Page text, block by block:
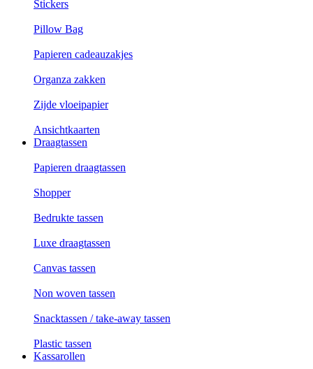
Stickers
Pillow Bag
Papieren cadeauzakjes
Organza zakken
Zijde vloeipapier
Ansichtkaarten
Draagtassen
Papieren draagtassen
Shopper
Bedrukte tassen
Luxe draagtassen
Canvas tassen
Non woven tassen
Snacktassen / take-away tassen
Plastic tassen
Kassarollen